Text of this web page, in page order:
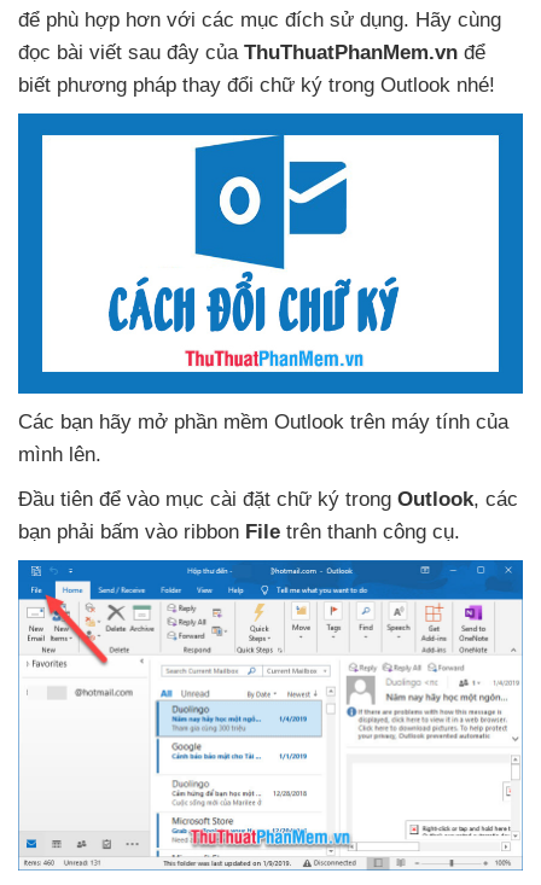
để phù hợp hơn với các mục đích sử dụng. Hãy cùng
đọc bài viết sau đây của ThuThuatPhanMem.vn để
biết phương pháp thay đổi chữ ký trong Outlook nhé!
Các bạn hãy mở phần mềm Outlook trên máy tính của
mình lên.
Đầu tiên để vào mục cài đặt chữ ký trong Outlook, các
bạn phải bấm vào ribbon File trên thanh công cụ.